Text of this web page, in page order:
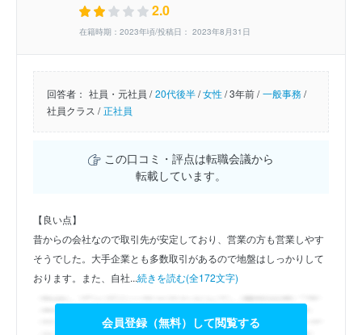
2.0
在籍時期：2023年頃/投稿日： 2023年8月31日
回答者： 社員・元社員 / 20代後半/女性/3年前 / 一般事務/
社員クラス / 正社員
この口コミ・評点は転職会議から
転載しています。
【良い点】
昔からの会社なので取引先が安定しており、営業の方も営業しやす
そうでした。大手企業とも多数取引があるので地盤はしっかりして
おります。また、自社...続きを読む(全172文字)
会員登録（無料）して閲覧する